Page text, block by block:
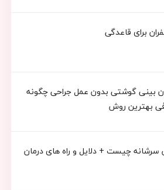
برای قاعدگی
بینی گوشتی بدون عمل جراحی چگونه
بهترین روش
چیست + دلایل و راه های درمان